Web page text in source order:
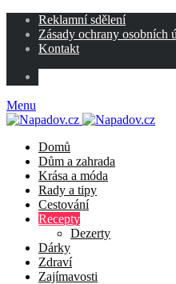
Reklamní sdělení
Zásady ochrany osobních
Kontakt
Menu
Domů
Dům a zahrada
Krása a móda
Rady a tipy
Cestování
Recepty
Dezerty
Dárky
Zdraví
Zajímavosti